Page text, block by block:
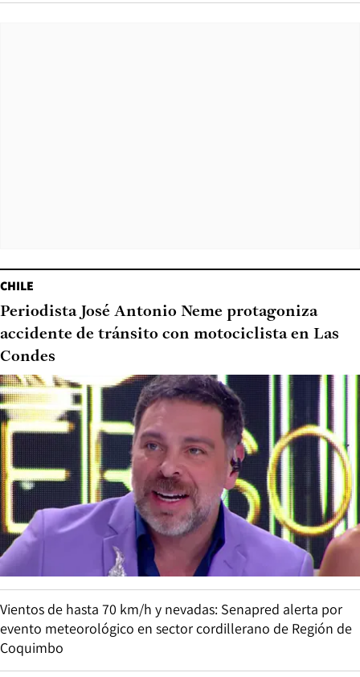
CHILE
Periodista José Antonio Neme protagoniza
accidente de tránsito con motociclista en Las
Condes
Vientos de hasta 70 km/h y nevadas: Senapred alerta por
evento meteorológico en sector cordillerano de Región de
Coquimbo